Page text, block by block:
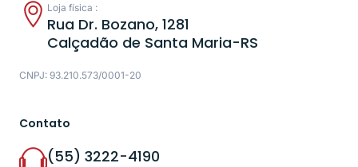
Loja física :
Rua Dr. Bozano, 1281
Calçadão de Santa Maria-RS
CNPJ: 93.210.573/0001-20
Contato
(55) 3222-4190